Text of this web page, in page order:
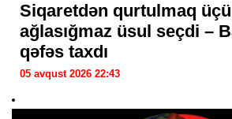
Siqaretdən qurtulmaq
ağlasığmaz üsul seçdi –
qəfəs taxdı
05 avqust 2026 22:43